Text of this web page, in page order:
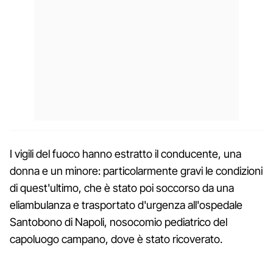
I vigili del fuoco hanno estratto il conducente, una
donna e un minore: particolarmente gravi le condizioni
di quest'ultimo, che è stato poi soccorso da una
eliambulanza e trasportato d'urgenza all'ospedale
Santobono di Napoli, nosocomio pediatrico del
capoluogo campano, dove è stato ricoverato.